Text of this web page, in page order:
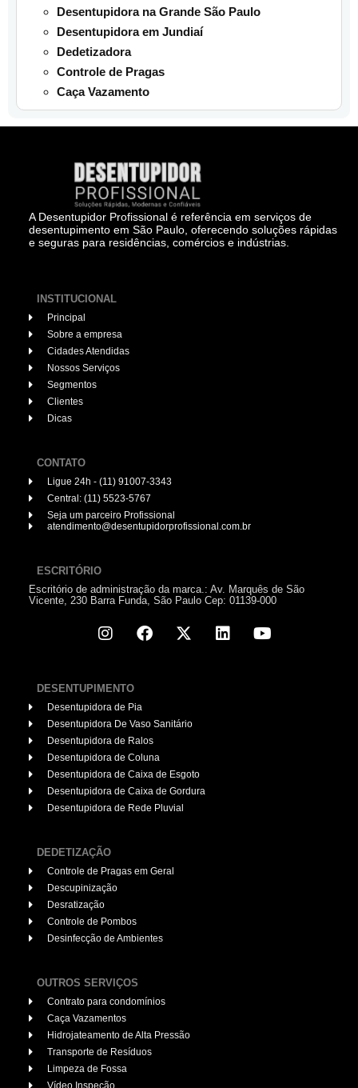
Desentupidora na Grande São Paulo
Desentupidora em Jundiaí
Dedetizadora
Controle de Pragas
Caça Vazamento
A Desentupidor Profissional é referência em serviços de
desentupimento em São Paulo, oferecendo soluções rápidas
e seguras para residências, comércios e indústrias.
INSTITUCIONAL
Principal
Sobre a empresa
Cidades Atendidas
Nossos Serviços
Segmentos
Clientes
Dicas
CONTATO
Ligue 24h - (11) 91007-3343
Central: (11) 5523-5767
Seja um parceiro Profissional
atendimento@desentupidorprofissional.com.br
ESCRITÓRIO
Escritório de administração da marca.: Av. Marquês de São
Vicente, 230 Barra Funda, São Paulo Cep: 01139-000
DESENTUPIMENTO
Desentupidora de Pia
Desentupidora De Vaso Sanitário
Desentupidora de Ralos
Desentupidora de Coluna
Desentupidora de Caixa de Esgoto
Desentupidora de Caixa de Gordura
Desentupidora de Rede Pluvial
DEDETIZAÇÃO
Controle de Pragas em Geral
Descupinização
Desratização
Controle de Pombos
Desinfecção de Ambientes
OUTROS SERVIÇOS
Contrato para condomínios
Caça Vazamentos
Hidrojateamento de Alta Pressão
Transporte de Resíduos
Limpeza de Fossa
Vídeo Inspeção